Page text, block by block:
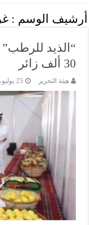
أرشيف الوسم :
“الذيد للرطب”
30 ألف زائر
هيئة التحرير 25 يوليو، 2022